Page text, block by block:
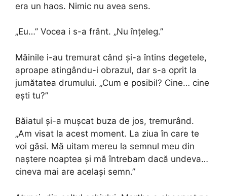
era un haos. Nimic nu avea sens.
„Eu…” Vocea i s-a frânt. „Nu înțeleg.”
Mâinile i-au tremurat când și-a întins degetele,
aproape atingându-i obrazul, dar s-a oprit la
jumătatea drumului. „Cum e posibil? Cine… cine
ești tu?”
Băiatul și-a mușcat buza de jos, tremurând.
„Am visat la acest moment. La ziua în care te
voi găsi. Mă uitam mereu la semnul meu din
naștere noaptea și mă întrebam dacă undeva…
cineva mai are același semn.”